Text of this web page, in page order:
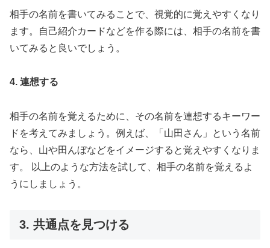
相手の名前を書いてみることで、視覚的に覚えやすくなり
ます。自己紹介カードなどを作る際には、相手の名前を書
いてみると良いでしょう。
4. 連想する
相手の名前を覚えるために、その名前を連想するキーワー
ドを考えてみましょう。例えば、「山田さん」という名前
なら、山や田んぼなどをイメージすると覚えやすくなりま
す。 以上のような方法を試して、相手の名前を覚えるよ
うにしましょう。
3. 共通点を見つける